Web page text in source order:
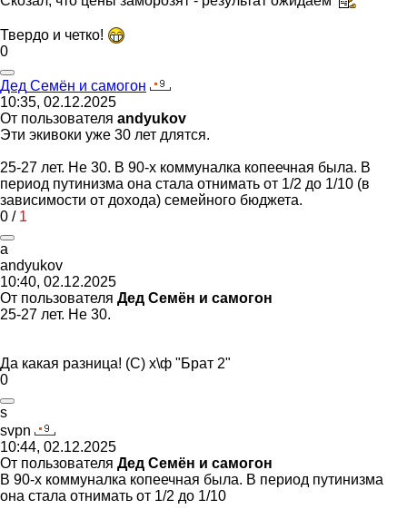
Твердо и четко!
0
Дед Семён и самогон
10:35, 02.12.2025
От пользователя andyukov
Эти экивоки уже 30 лет длятся.
25-27 лет. Не 30. В 90-х коммуналка копеечная была. В
период путинизма она стала отнимать от 1/2 до 1/10 (в
зависимости от дохода) семейного бюджета.
0 / 1
a
andyukov
10:40, 02.12.2025
От пользователя Дед Семён и самогон
25-27 лет. Не 30.
Да какая разница! (С) х\ф "Брат 2"
0
s
svpn
10:44, 02.12.2025
От пользователя Дед Семён и самогон
В 90-х коммуналка копеечная была. В период путинизма
она стала отнимать от 1/2 до 1/10